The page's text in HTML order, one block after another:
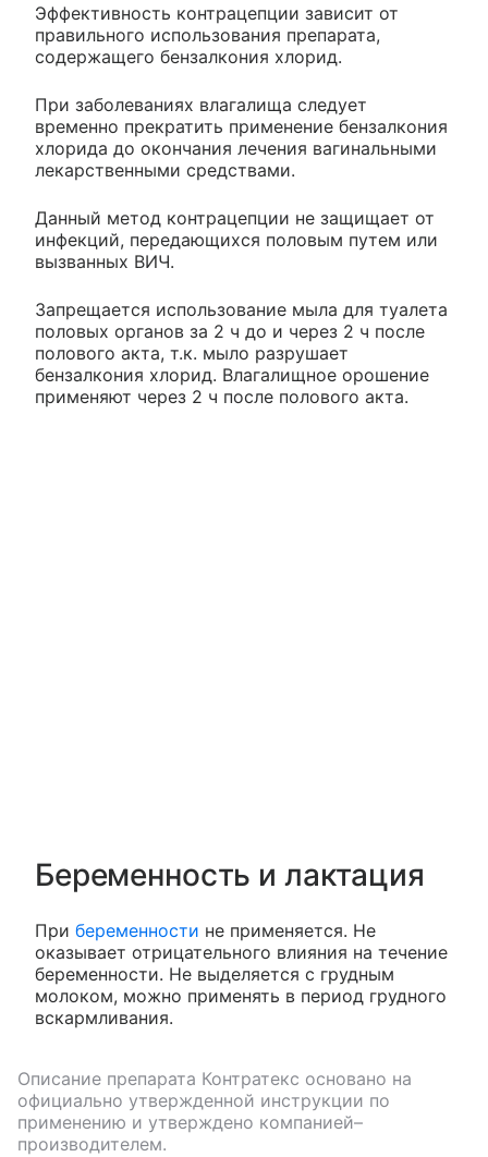
Эффективность контрацепции зависит от
правильного использования препарата,
содержащего бензалкония хлорид.
При заболеваниях влагалища следует
временно прекратить применение бензалкония
хлорида до окончания лечения вагинальными
лекарственными средствами.
Данный метод контрацепции не защищает от
инфекций, передающихся половым путем или
вызванных ВИЧ.
Запрещается использование мыла для туалета
половых органов за 2 ч до и через 2 ч после
полового акта, т.к. мыло разрушает
бензалкония хлорид. Влагалищное орошение
применяют через 2 ч после полового акта.
Беременность и лактация
При беременности не применяется. Не
оказывает отрицательного влияния на течение
беременности. Не выделяется с грудным
молоком, можно применять в период грудного
вскармливания.
Описание препарата Контратекс основано на
официально утвержденной инструкции по
применению и утверждено компанией–
производителем.